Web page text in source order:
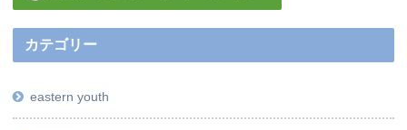
カテゴリー
eastern youth